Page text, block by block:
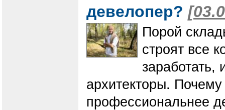
девелопер?
Порой
строят все
заработать,
архитекторы.
профессиональнее